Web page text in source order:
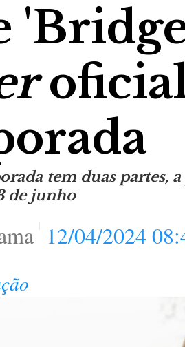
tem duas partes,
de junho
12/04/2024